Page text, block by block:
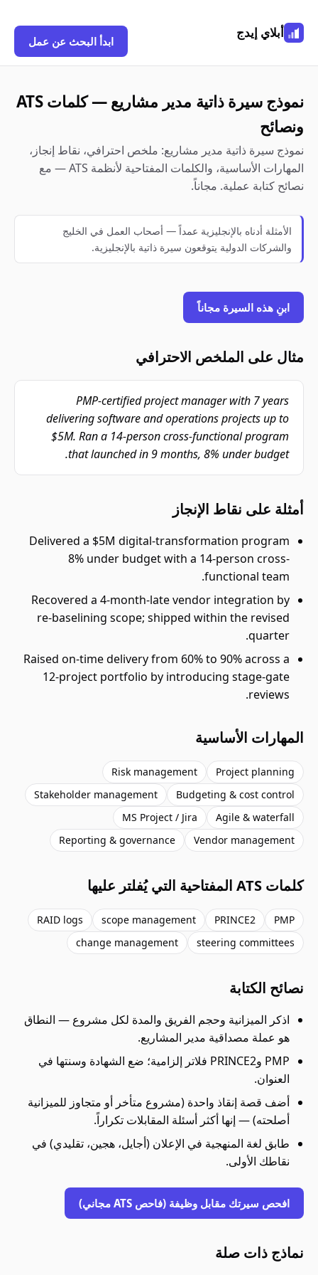
أبلاي إيدج
ابدأ البحث عن عمل
نموذج سيرة ذاتية مدير مشاريع — كلمات ATS
ونصائح
نموذج سيرة ذاتية مدير مشاريع: ملخص احترافي، نقاط إنجاز،
المهارات الأساسية، والكلمات المفتاحية لأنظمة ATS — مع
نصائح كتابة عملية. مجاناً.
الأمثلة أدناه بالإنجليزية عمداً — أصحاب العمل في الخليج
والشركات الدولية يتوقعون سيرة ذاتية بالإنجليزية.
ابنِ هذه السيرة مجاناً
مثال على الملخص الاحترافي
PMP-certified project manager with 7 years
delivering software and operations projects up to
$5M. Ran a 14-person cross-functional program
that launched in 9 months, 8% under budget.
أمثلة على نقاط الإنجاز
Delivered a $5M digital-transformation program
8% under budget with a 14-person cross-
functional team.
Recovered a 4-month-late vendor integration by
re-baselining scope; shipped within the revised
quarter.
Raised on-time delivery from 60% to 90% across a
12-project portfolio by introducing stage-gate
reviews.
المهارات الأساسية
Project planning
Risk management
Budgeting & cost control
Stakeholder management
Agile & waterfall
MS Project / Jira
Vendor management
Reporting & governance
كلمات ATS المفتاحية التي يُفلتر عليها
PMP
PRINCE2
scope management
RAID logs
steering committees
change management
نصائح الكتابة
اذكر الميزانية وحجم الفريق والمدة لكل مشروع — النطاق
هو عملة مصداقية مدير المشاريع.
PMP وPRINCE2 فلاتر إلزامية؛ ضع الشهادة وسنتها في
العنوان.
أضف قصة إنقاذ واحدة (مشروع متأخر أو متجاوز للميزانية
أصلحته) — إنها أكثر أسئلة المقابلات تكراراً.
طابق لغة المنهجية في الإعلان (أجايل، هجين، تقليدي) في
نقاطك الأولى.
افحص سيرتك مقابل وظيفة (فاحص ATS مجاني)
نماذج ذات صلة